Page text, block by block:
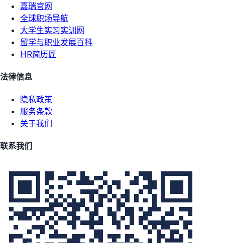
嘉瑞官网
全球职场导航
大学生实习实训网
留学与职业发展百科
HR简历匠
法律信息
隐私政策
服务条款
关于我们
联系我们